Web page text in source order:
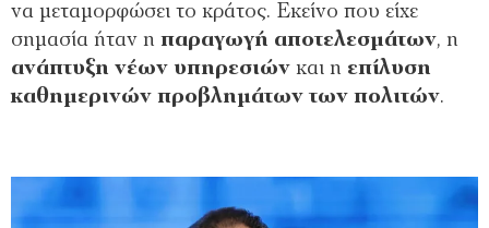
να μεταμορφώσει το κράτος. Εκείνο που είχε
σημασία ήταν η παραγωγή αποτελεσμάτων, η
ανάπτυξη νέων υπηρεσιών και η επίλυση
καθημερινών προβλημάτων των πολιτών.